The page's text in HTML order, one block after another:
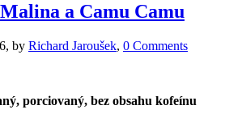
a Camu Camu
by Richard Jaroušek, 0 Comments
porciovaný, bez obsahu kofeínu